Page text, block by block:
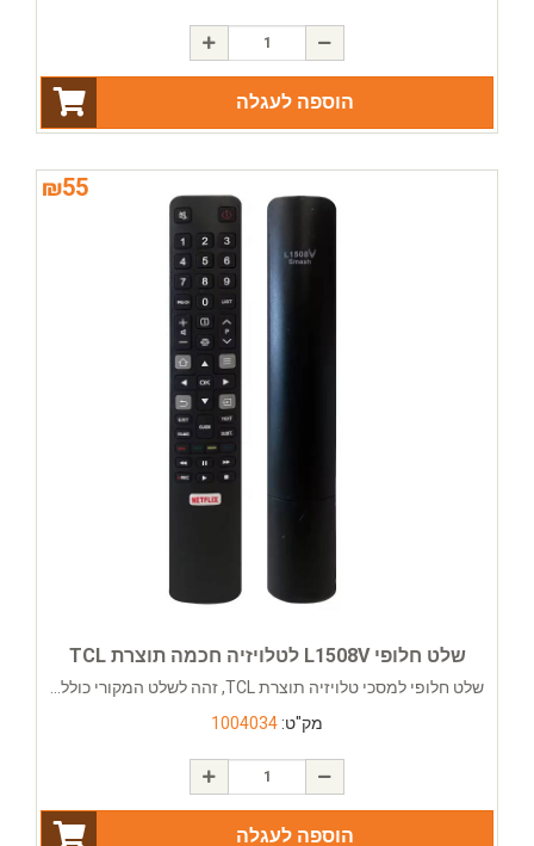
הוספה לעגלה
₪55
שלט חלופי L1508V לטלויזיה חכמה תוצרת TCL
שלט חלופי למסכי טלויזיה תוצרת TCL, זהה לשלט המקורי כולל...
מק"ט: 1004034
הוספה לעגלה